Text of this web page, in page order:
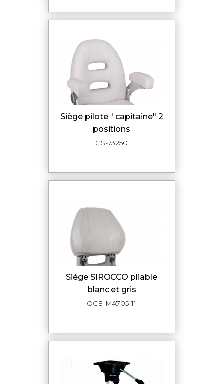
siège pilote " capitaine" 2
positions
GS-73250
siège SIROCCO pliable
blanc et gris
OCE-MA705-11